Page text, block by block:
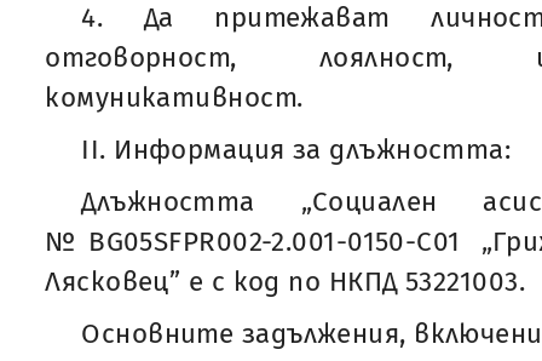
4. Да притежават
отговорност, лоялност,
комуникативност.
II. Информация за длъжността:
Длъжността „Социален
№BG05SFPR002-2.001-0150-С01
Лясковец” е с код по НКПД 53221003.
Основните задължения,